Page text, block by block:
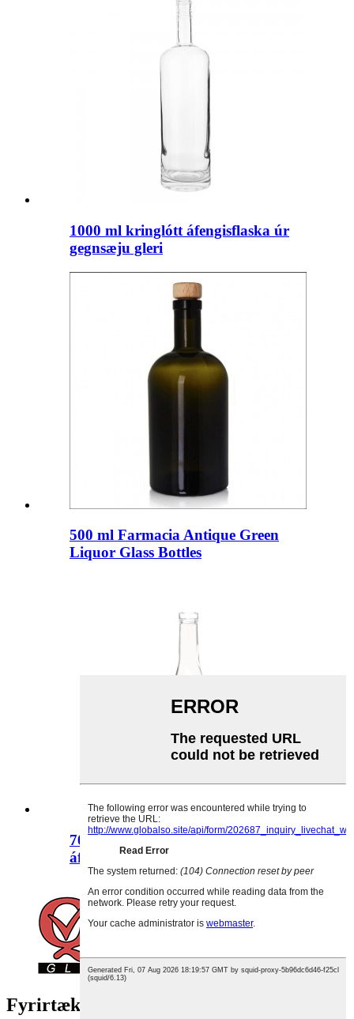
1000 ml kringlótt áfengisflaska úr
gegnsæju gleri
500 ml Farmacia Antique Green
Liquor Glass Bottles
700 ml kringlótt, tært
áfengisglasflaska
Fyrirtækið okkar varð til út frá þeirri